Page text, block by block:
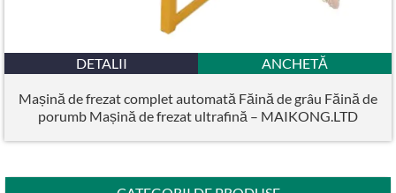
DETALII ANCHETĂ
Mașină de frezat complet automată Făină de grâu Făină de
porumb Mașină de frezat ultrafină – MAIKONG.LTD